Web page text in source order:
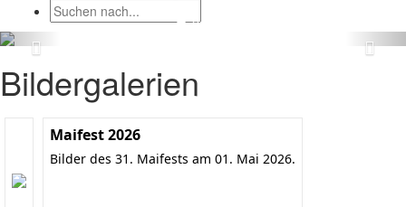
Bildergalerien
Maifest 2026
Bilder des 31. Maifests am 01. Mai 2026.